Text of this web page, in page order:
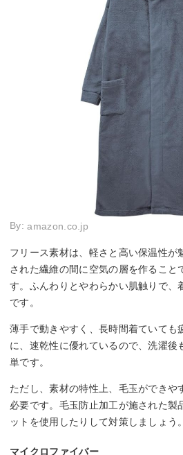
By:amazon.co.jp
フリース素材は、軽さと高い保温性が
された繊維の間に空気の層を作ること
す。ふんわりとやわらかい肌触りで、
です。
薄手で動きやすく、長時間着ていても
に、速乾性に優れているので、洗濯後
単です。
ただし、素材の特性上、毛玉ができや
必要です。毛玉防止加工が施された製
ットを使用したりして対策しましょう。
マイクロファイバー